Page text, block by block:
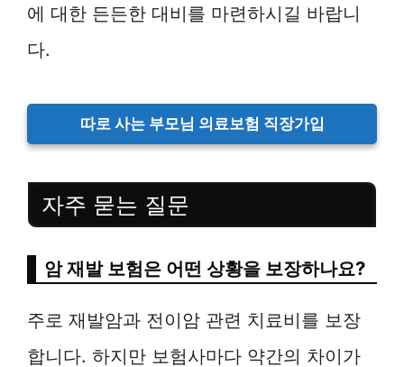
에 대한 든든한 대비를 마련하시길 바랍니
다.
따로 사는 부모님 의료보험 직장가입
자주 묻는 질문
암 재발 보험은 어떤 상황을 보장하나요?
주로 재발암과 전이암 관련 치료비를 보장
합니다. 하지만 보험사마다 약간의 차이가